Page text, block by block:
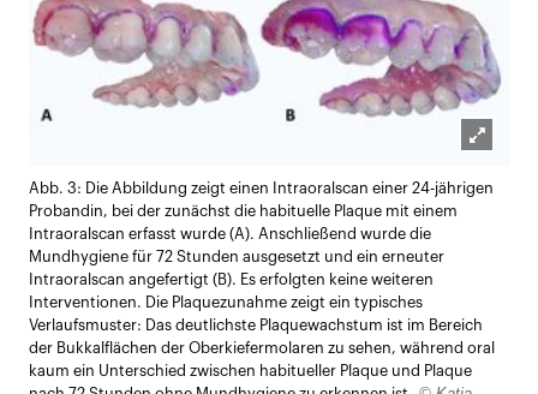
öffnen
Abb. 3: Die Abbildung zeigt einen Intraoralscan einer 24-jährigen
Probandin, bei der zunächst die habituelle Plaque mit einem
Intraoralscan erfasst wurde (A). Anschließend wurde die
Mundhygiene für 72 Stunden ausgesetzt und ein erneuter
Intraoralscan angefertigt (B). Es erfolgten keine weiteren
Interventionen. Die Plaquezunahme zeigt ein typisches
Verlaufsmuster: Das deutlichste Plaquewachstum ist im Bereich
der Bukkalflächen der Oberkiefermolaren zu sehen, während oral
kaum ein Unterschied zwischen habitueller Plaque und Plaque